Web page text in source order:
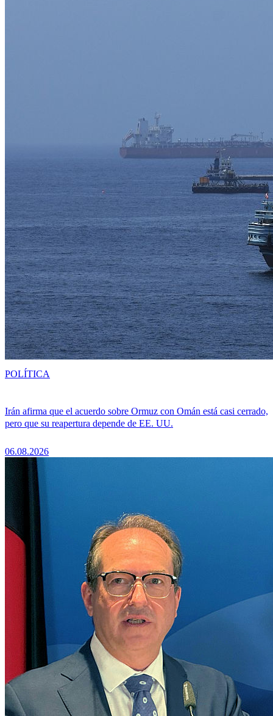
Irán afirma que el acuerdo sobre Ormuz con Omán está casi cerrado,
pero que su reapertura depende de EE. UU.
06.08.2026
POLÍTICA